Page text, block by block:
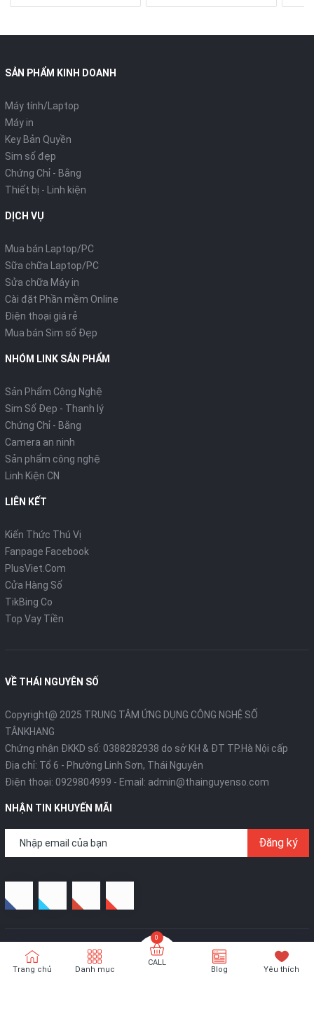
SẢN PHẨM KINH DOANH
Máy tính/Laptop
Máy in
Key Bản Quyền
Sim số đẹp
Chứng Chỉ - Bằng
Thiết bị - Linh kiện
DỊCH VỤ
Mua bán Laptop/PC
Sữa chữa Laptop/PC
Sửa chữa Máy in
Cài đặt Phần mềm Online
Điện thoại giá rẻ
Mua bán Sim số Đẹp
NHÓM LINK SẢN PHẨM
Sản Phẩm Công Nghệ
Sim Số Đẹp - Thanh lý
Chứng Chỉ - Bằng
Camera an ninh
Sản phẩm công nghệ
Linh Kiện CN
LIÊN KẾT
Kiến Thức Thú Vị
Fanpage Facebook
PlusViet.Com
Cửa Hàng Số
TikBing Co
Top Vay Tiền
VỀ THÁI NGUYÊN SỐ
Copyright@ 2025 TRUNG TÂM ỨNG DỤNG CÔNG NGHỆ SỐ
TÂNKHANG
Chứng nhận ĐKKD số: 0388282938 do sở KH & ĐT TP.Hà Nội cấp
Địa chỉ: Tổ 6 - Phường Linh Sơn, Thái Nguyên
Điện thoại: 0929804999 - Email: admin@thainguyenso.com
NHẬN TIN KHUYẾN MÃI
Đăng ký
Thái Nguyên Số- Thiết kế bởi
TÂNKHANG
Technologies
Trang chủ Danh mục
CALL
Blog Yêu thích